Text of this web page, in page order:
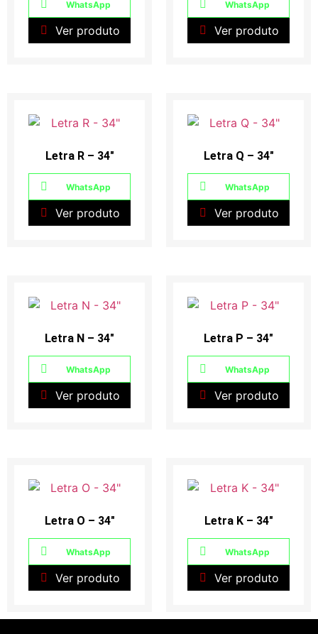
WhatsApp
Ver produto
WhatsApp
Ver produto
Letra R – 34″
WhatsApp
Ver produto
Letra Q – 34″
WhatsApp
Ver produto
Letra N – 34″
WhatsApp
Ver produto
Letra P – 34″
WhatsApp
Ver produto
Letra O – 34″
WhatsApp
Ver produto
Letra K – 34″
WhatsApp
Ver produto